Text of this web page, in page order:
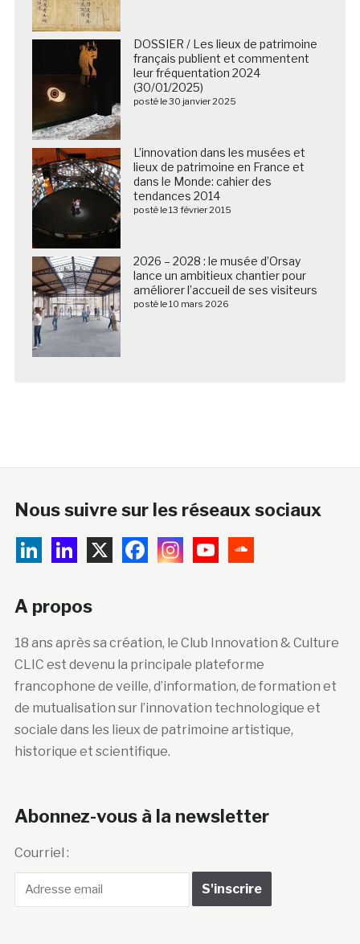
DOSSIER / Les lieux de patrimoine
français publient et commentent
leur fréquentation 2024
(30/01/2025)
posté le 30 janvier 2025
L’innovation dans les musées et
lieux de patrimoine en France et
dans le Monde: cahier des
tendances 2014
posté le 13 février 2015
2026 – 2028 : le musée d’Orsay
lance un ambitieux chantier pour
améliorer l’accueil de ses visiteurs
posté le 10 mars 2026
Nous suivre sur les réseaux sociaux
A propos
18 ans après sa création, le Club Innovation & Culture
CLIC est devenu la principale plateforme
francophone de veille, d’information, de formation et
de mutualisation sur l’innovation technologique et
sociale dans les lieux de patrimoine artistique,
historique et scientifique.
Abonnez-vous à la newsletter
Courriel :